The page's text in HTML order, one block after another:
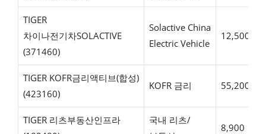
TIGER
차이나전기차SOLACTIVE
(371460)
Solactive China
Electric Vehicle
12,500
TIGER KOFR금리액티브(합성)
(423160)
KOFR 금리 55,200
TIGER 리츠부동산인프라
국내 리츠/
8,900